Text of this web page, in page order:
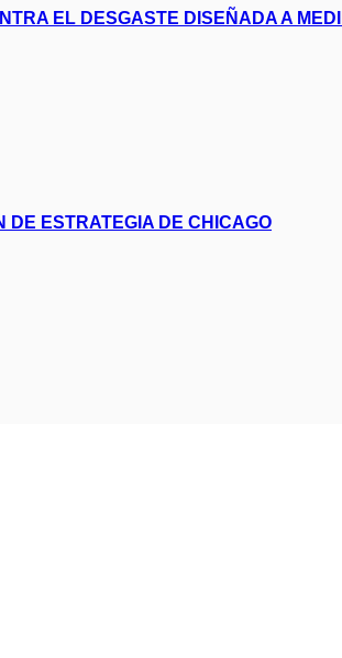
EL DESGASTE DISEÑADA A
DE ESTRATEGIA DE CHICAGO